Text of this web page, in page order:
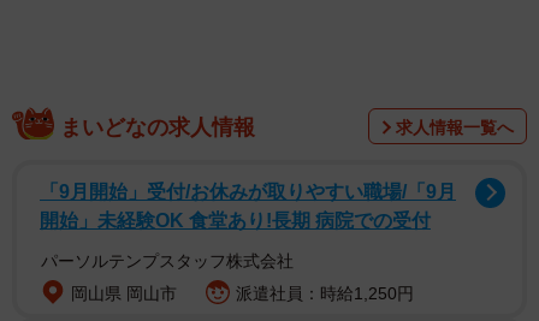
コロナで収入減対策しようと嫁はんが家の中でカフェ開い
たけど、値段がマフィア。 pic.twitter.com/jQApS0lkKM
— ゆう＠RAMPAGEMONKEY (@RampagemonkeyYu)
April 6, 2020
まいどなの求人情報 求人情報一覧へ
「9月開始」受付/お休みが取りやすい職場/「9月
開始」未経験OK 食堂あり!長期 病院での受付
パーソルテンプスタッフ株式会社
岡山県 岡山市
派遣社員：時給1,250円